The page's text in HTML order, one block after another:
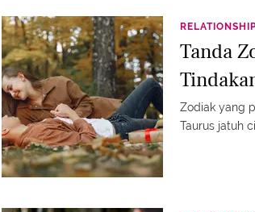
Tanda
Zodiak yang
Taurus jatuh